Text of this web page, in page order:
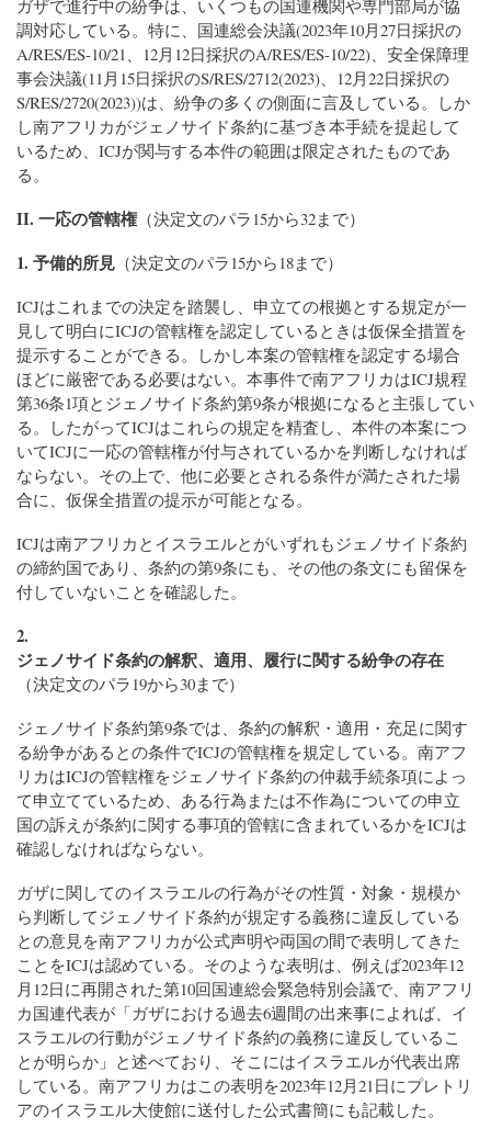
ガザで進行中の紛争は、いくつもの国連機関や専門部局が協
調対応している。特に、国連総会決議(2023年10月27日採択の
A/RES/ES-10/21、12月12日採択のA/RES/ES-10/22)、安全保障理
事会決議(11月15日採択のS/RES/2712(2023)、12月22日採択の
S/RES/2720(2023))は、紛争の多くの側面に言及している。しか
し南アフリカがジェノサイド条約に基づき本手続を提起して
いるため、ICJが関与する本件の範囲は限定されたものであ
る。
II. 一応の管轄権 （決定文のパラ15から32まで）
1. 予備的所見 （決定文のパラ15から18まで）
ICJはこれまでの決定を踏襲し、申立ての根拠とする規定が一
見して明白にICJの管轄権を認定しているときは仮保全措置を
提示することができる。しかし本案の管轄権を認定する場合
ほどに厳密である必要はない。本事件で南アフリカはICJ規程
第36条1項とジェノサイド条約第9条が根拠になると主張してい
る。したがってICJはこれらの規定を精査し、本件の本案につ
いてICJに一応の管轄権が付与されているかを判断しなければ
ならない。その上で、他に必要とされる条件が満たされた場
合に、仮保全措置の提示が可能となる。
ICJは南アフリカとイスラエルとがいずれもジェノサイド条約
の締約国であり、条約の第9条にも、その他の条文にも留保を
付していないことを確認した。
2.
ジェノサイド条約の解釈、適用、履行に関する紛争の存在
（決定文のパラ19から30まで）
ジェノサイド条約第9条では、条約の解釈・適用・充足に関す
る紛争があるとの条件でICJの管轄権を規定している。南アフ
リカはICJの管轄権をジェノサイド条約の仲裁手続条項によっ
て申立てているため、ある行為または不作為についての申立
国の訴えが条約に関する事項的管轄に含まれているかをICJは
確認しなければならない。
ガザに関してのイスラエルの行為がその性質・対象・規模か
ら判断してジェノサイド条約が規定する義務に違反している
との意見を南アフリカが公式声明や両国の間で表明してきた
ことをICJは認めている。そのような表明は、例えば2023年12
月12日に再開された第10回国連総会緊急特別会議で、南アフリ
カ国連代表が「ガザにおける過去6週間の出来事によれば、イ
スラエルの行動がジェノサイド条約の義務に違反しているこ
とが明らか」と述べており、そこにはイスラエルが代表出席
している。南アフリカはこの表明を2023年12月21日にプレトリ
アのイスラエル大使館に送付した公式書簡にも記載した。